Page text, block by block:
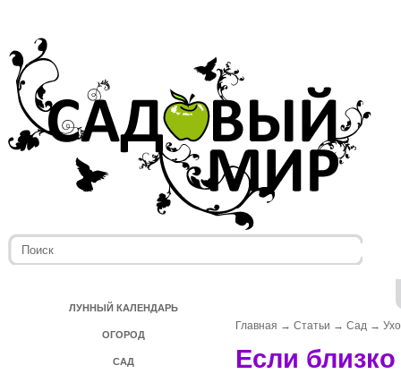
ЛУННЫЙ КАЛЕНДАРЬ
ОГОРОД
САД
Главная → Статьи → Сад →
Если